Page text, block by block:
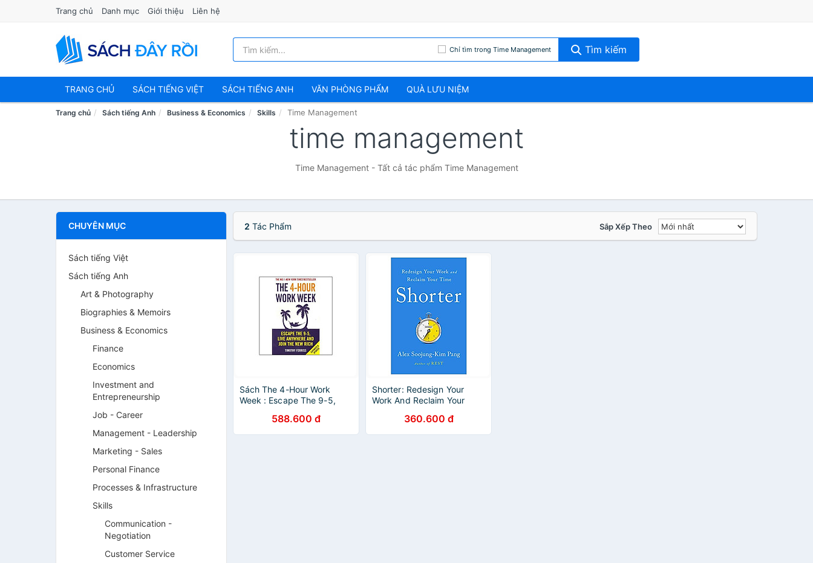
Trang chủ Danh mục Giới thiệu Liên hệ
Chỉ tìm trong Time Management Tìm kiếm
TRANG CHỦ SÁCH TIẾNG VIỆT SÁCH TIẾNG ANH VĂN PHÒNG PHẨM QUÀ LƯU NIỆM
Trang chủ Sách tiếng Anh Business & Economics Skills Time Management
time management
Time Management - Tất cả tác phẩm Time Management
CHUYÊN MỤC
Sách tiếng Việt
Sách tiếng Anh
Art & Photography
Biographies & Memoirs
Business & Economics
Finance
Economics
Investment and
Entrepreneurship
Job - Career
Management - Leadership
Marketing - Sales
Personal Finance
Processes & Infrastructure
Skills
Communication -
Negotiation
Customer Service
2 Tác Phẩm Sắp Xếp Theo
Sách The 4-Hour Work
Week : Escape The 9-5,
The New Rich588.600 đ
Shorter: Redesign Your
Work And Reclaim Your
360.600 đ